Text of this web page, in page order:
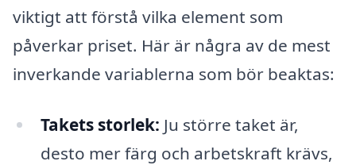
viktigt att förstå vilka element som
påverkar priset. Här är några av de mest
inverkande variablerna som bör beaktas:
Takets storlek: Ju större taket är,
desto mer färg och arbetskraft krävs,